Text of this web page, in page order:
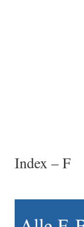
Index – F